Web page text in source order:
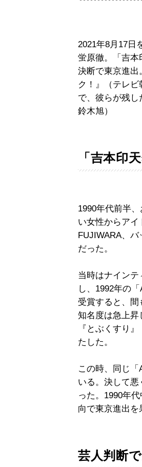
2021年8月17日
蛍原徹。「吉本
決断で東京進出
ク！』（テレ
で、彼らが残し
鈴木旭）
「吉本印
1990年代前半
い女性からアイ
FUJIWARA、
だった。
当時はナイン
し、1992年の
受賞すると、間
知名度は急上昇
『とぶくすり
たした。
この時、同じ
いる。決して
った。1990年
向で東京進出を
芸人判断